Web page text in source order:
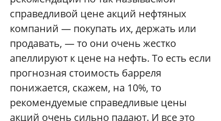
справедливой цене акций нефтяных
компаний — покупать их, держать или
продавать, — то они очень жестко
апеллируют к цене на нефть. То есть если
прогнозная стоимость барреля
понижается, скажем, на 10%, то
рекомендуемые справедливые цены
акций очень сильно падают. И все это